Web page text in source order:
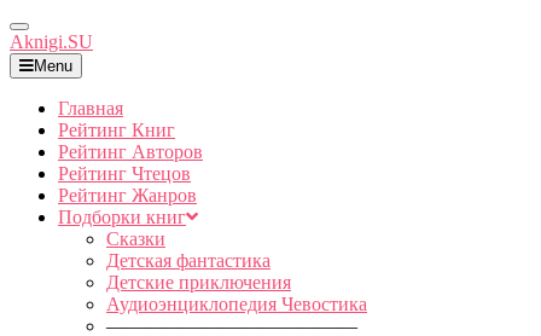
Toggle
Navigation
Aknigi.SU
Menu
Главная
Рейтинг Книг
Рейтинг Авторов
Рейтинг Чтецов
Рейтинг Жанров
Подборки книг
Сказки
Детская фантастика
Детские приключения
Аудиоэнциклопедия Чевостика
—————————————